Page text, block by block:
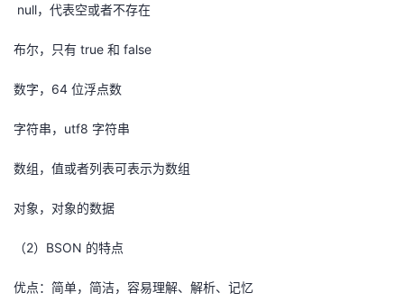
藏
null，代表空或者不存在
布尔，只有 true 和 false
数字， 64 位浮点数
字符串， utf8 字符串
数组，值或者列表可表示为数组
对象，对象的数据
（2）BSON 的特点
优点：简单，简洁，容易理解、解析、记忆